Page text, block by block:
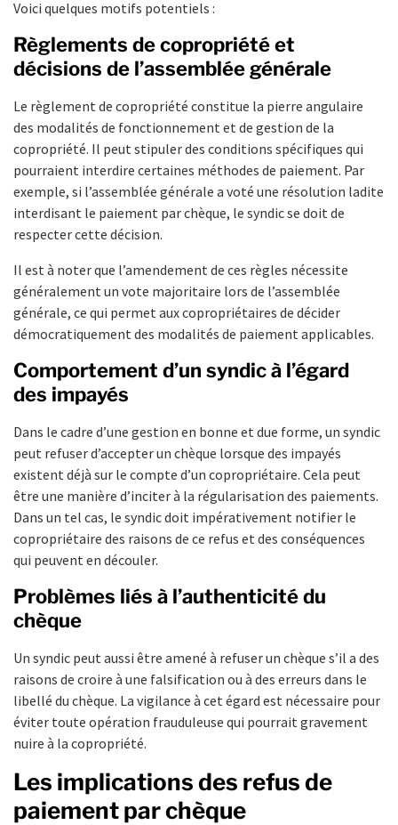
Voici quelques motifs potentiels :
Règlements de copropriété et
décisions de l’assemblée générale
Le règlement de copropriété constitue la pierre angulaire
des modalités de fonctionnement et de gestion de la
copropriété. Il peut stipuler des conditions spécifiques qui
pourraient interdire certaines méthodes de paiement. Par
exemple, si l’assemblée générale a voté une résolution ladite
interdisant le paiement par chèque, le syndic se doit de
respecter cette décision.
Il est à noter que l’amendement de ces règles nécessite
généralement un vote majoritaire lors de l’assemblée
générale, ce qui permet aux copropriétaires de décider
démocratiquement des modalités de paiement applicables.
Comportement d’un syndic à l’égard
des impayés
Dans le cadre d’une gestion en bonne et due forme, un syndic
peut refuser d’accepter un chèque lorsque des impayés
existent déjà sur le compte d’un copropriétaire. Cela peut
être une manière d’inciter à la régularisation des paiements.
Dans un tel cas, le syndic doit impérativement notifier le
copropriétaire des raisons de ce refus et des conséquences
qui peuvent en découler.
Problèmes liés à l’authenticité du
chèque
Un syndic peut aussi être amené à refuser un chèque s’il a des
raisons de croire à une falsification ou à des erreurs dans le
libellé du chèque. La vigilance à cet égard est nécessaire pour
éviter toute opération frauduleuse qui pourrait gravement
nuire à la copropriété.
Les implications des refus de
paiement par chèque